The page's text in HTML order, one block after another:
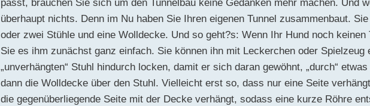
passt, brauchen Sie sich um den Tunnelbau keine Gedanken mehr machen. Und
überhaupt nichts. Denn im Nu haben Sie Ihren eigenen Tunnel zusammenbaut.
oder zwei Stühle und eine Wolldecke. Und so geht?s: Wenn Ihr Hund noch keinen
Sie es ihm zunächst ganz einfach. Sie können ihn mit Leckerchen oder Spielzeug
„unverhängten“ Stuhl hindurch locken, damit er sich daran gewöhnt, „durch“
dann die Wolldecke über den Stuhl. Vielleicht erst so, dass nur eine Seite
die gegenüberliegende Seite mit der Decke verhängt, sodass eine kurze Röhre